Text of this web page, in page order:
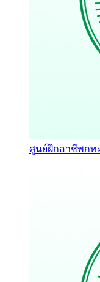
ศูนย์ฝึกอาชีพกท